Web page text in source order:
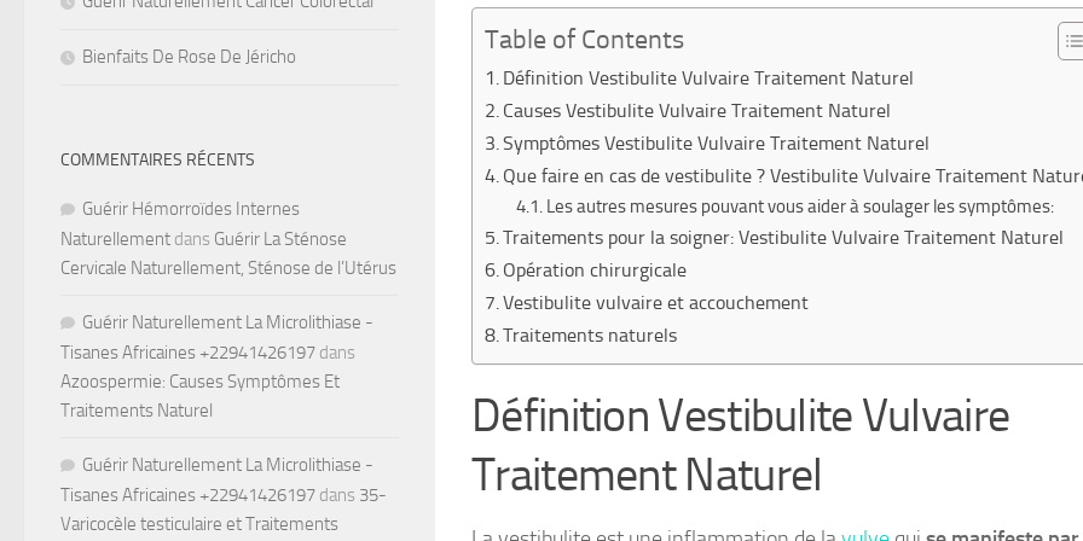
Table of Contents
Définition Vestibulite Vulvaire Traitement Naturel
Causes Vestibulite Vulvaire Traitement Naturel
Symptômes Vestibulite Vulvaire Traitement Naturel
Que faire en cas de vestibulite ? Vestibulite Vulvaire Traitement
Les autres mesures pouvant vous aider à soulager les symptômes:
Traitements pour la soigner: Vestibulite Vulvaire Traitement Naturel
Opération chirurgicale
Vestibulite vulvaire et accouchement
Traitements naturels
Définition Vestibulite Vulvaire
Traitement Naturel
Bienfaits De Rose De Jéricho
COMMENTAIRES RÉCENTS
Guérir Hémorroïdes Internes
Naturellement dans Guérir La Sténose
Cervicale Naturellement, Sténose de l’Utérus
Guérir Naturellement La Microlithiase -
Tisanes Africaines +22941426197 dans
Azoospermie: Causes Symptômes Et
Traitements Naturel
Guérir Naturellement La Microlithiase -
Tisanes Africaines +22941426197 dans 35-
Varicocèle testiculaire et Traitements